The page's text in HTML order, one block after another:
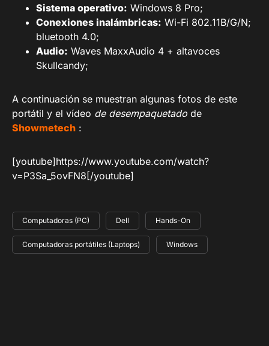
Sistema operativo: Windows 8 Pro;
Conexiones inalámbricas: Wi-Fi 802.11B/G/N;
bluetooth 4.0;
Audio: Waves MaxxAudio 4 + altavoces
Skullcandy;
A continuación se muestran algunas fotos de este
portátil y el vídeo de desempaquetado de
Showmetech :
[youtube]https://www.youtube.com/watch?
v=P3Sa_5ovFN8[/youtube]
Computadoras (PC) Dell Hands-On
Computadoras portátiles (Laptops) Windows